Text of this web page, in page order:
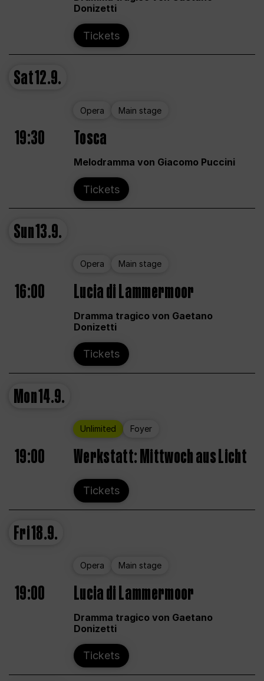
Donizetti
Tickets
Sat12.9.
Opera Main stage
19:30 Tosca
Melodramma von Giacomo Puccini
Tickets
Sun13.9.
Opera Main stage
16:00 Lucia di Lammermoor
Dramma tragico von Gaetano
Donizetti
Tickets
Mon14.9.
Unlimited Foyer
19:00 Werkstatt: Mittwoch aus Licht
Tickets
Fri18.9.
Opera Main stage
19:00 Lucia di Lammermoor
Dramma tragico von Gaetano
Donizetti
Tickets